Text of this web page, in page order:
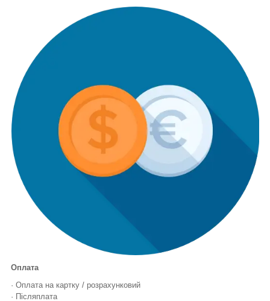
Оплата
· Оплата на картку / розрахунковий
· Післяплата